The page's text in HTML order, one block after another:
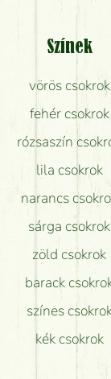
Mit kell
Hogy
Tudok
Színek
vörös csokrok
fehér csokrok
rózsaszín
lila csokrok
narancs
sárga csokrok
zöld csokrok
barack
színes
kék csokrok